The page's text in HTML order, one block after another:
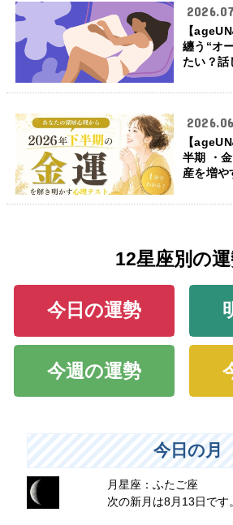
【
纏う“オ
たい？話
【
半期 ・
産を増や
12星座別の
今日の運勢
今週の運勢
今日の月
月星座：ふたご座
次の新月は8月13日です